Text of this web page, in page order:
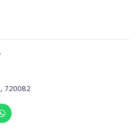
720082